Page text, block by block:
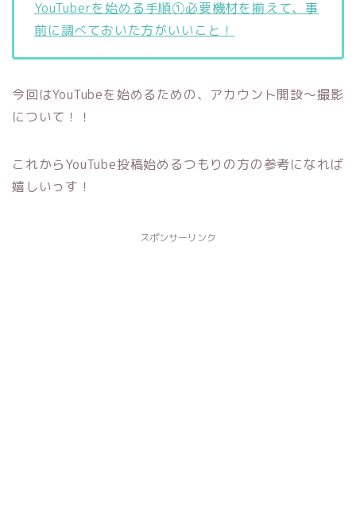
YouTuberを始める手順①必要機材を揃えて、事
前に調べておいた方がいいこと！
今回はYouTubeを始めるための、アカウント開設〜撮影
について！！
これからYouTube投稿始めるつもりの方の参考になれば
嬉しいっす！
スポンサーリンク